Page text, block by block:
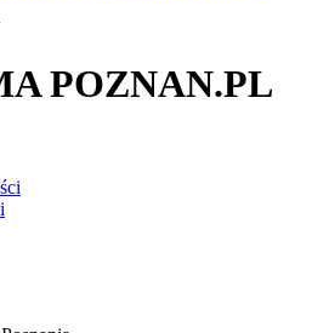
POZNAN.PL